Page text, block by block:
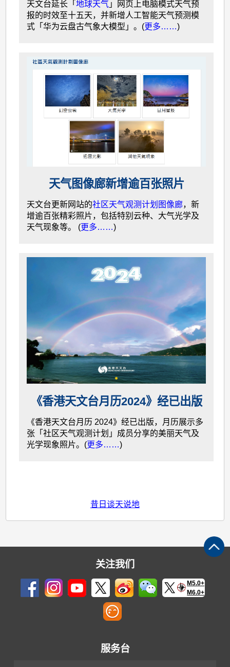
天文台延长「地球天气 」网页上电脑模式天气预
报的时效至十五天，并新增人工智能天气预测模
式「华为云盘古气象大模型」。(更多……)
天气图像廊新增逾百张照片
天文台更新网站的社区天气观测计划图像廊，新
增逾百张精彩照片，包括特别云种、大气光学及
天气现象等。 (更多……)
《香港天文台月历2024》经已出版
《香港天文台月历 2024》经已出版，月历展示多
张「社区天气观测计划」成员分享的美丽天气及
光学现象照片。(更多……)
昔日谈天说地
关注我们
M5.0+
M6.0+
服务台